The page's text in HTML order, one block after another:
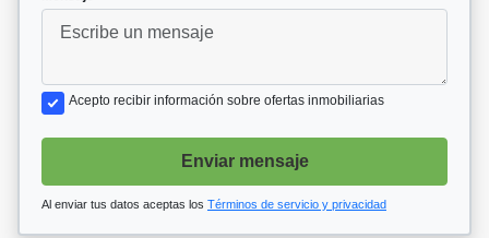
Acepto recibir información sobre ofertas inmobiliarias
Enviar mensaje
Al enviar tus datos aceptas los Términos de servicio y privacidad